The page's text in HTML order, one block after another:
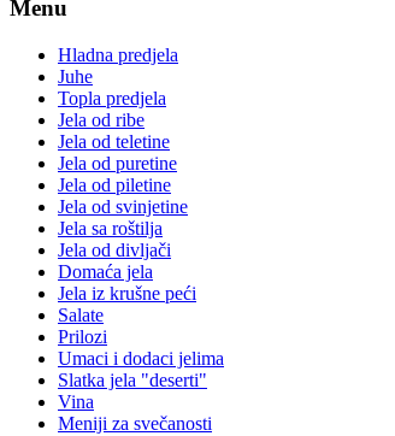
Menu
Hladna predjela
Juhe
Topla predjela
Jela od ribe
Jela od teletine
Jela od puretine
Jela od piletine
Jela od svinjetine
Jela sa roštilja
Jela od divljači
Domaća jela
Jela iz krušne peći
Salate
Prilozi
Umaci i dodaci jelima
Slatka jela "deserti"
Vina
Meniji za svečanosti